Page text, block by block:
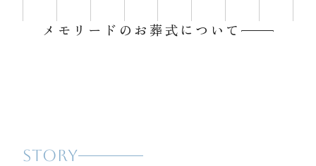
メモリードのお葬式について
STORY